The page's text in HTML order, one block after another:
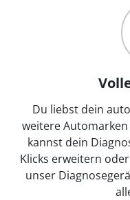
Du liebst dein
weitere
kannst dein
Klicks erweitern
unser